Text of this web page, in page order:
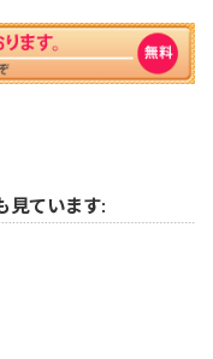
見ています: